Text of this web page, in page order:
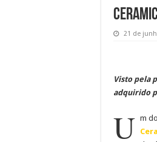
21 de
Visto pela
adquirido
U m